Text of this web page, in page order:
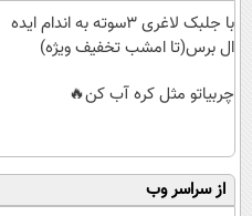
با جلبک لاغری 3سوته به اندام ایده
ال برس(تا امشب تخفیف ویژه)
چربیاتو مثل کره آب کن🔥
از سراسر وب